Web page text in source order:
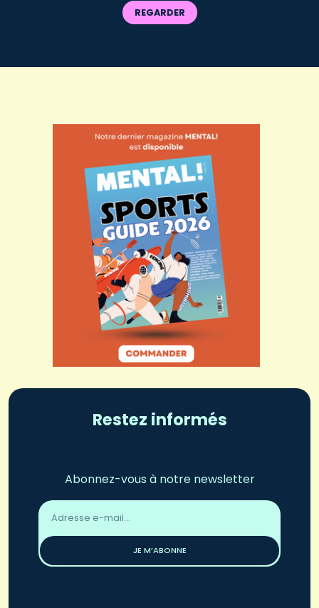
REGARDER
Restez informés
Abonnez-vous à notre newsletter
Adresse
email
JE M’ABONNE